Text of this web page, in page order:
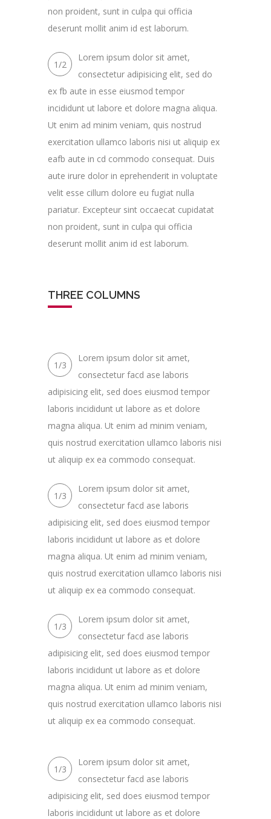
non proident, sunt in culpa qui officia
deserunt mollit anim id est laborum.
1/2
Lorem ipsum dolor sit amet,
consectetur adipisicing elit, sed do
ex fb aute in esse eiusmod tempor
incididunt ut labore et dolore magna aliqua.
Ut enim ad minim veniam, quis nostrud
exercitation ullamco laboris nisi ut aliquip ex
eafb aute in cd commodo consequat. Duis
aute irure dolor in eprehenderit in voluptate
velit esse cillum dolore eu fugiat nulla
pariatur. Excepteur sint occaecat cupidatat
non proident, sunt in culpa qui officia
deserunt mollit anim id est laborum.
THREE COLUMNS
1/3
Lorem ipsum dolor sit amet,
consectetur facd ase laboris
adipisicing elit, sed does eiusmod tempor
laboris incididunt ut labore as et dolore
magna aliqua. Ut enim ad minim veniam,
quis nostrud exercitation ullamco laboris nisi
ut aliquip ex ea commodo consequat.
1/3
Lorem ipsum dolor sit amet,
consectetur facd ase laboris
adipisicing elit, sed does eiusmod tempor
laboris incididunt ut labore as et dolore
magna aliqua. Ut enim ad minim veniam,
quis nostrud exercitation ullamco laboris nisi
ut aliquip ex ea commodo consequat.
1/3
Lorem ipsum dolor sit amet,
consectetur facd ase laboris
adipisicing elit, sed does eiusmod tempor
laboris incididunt ut labore as et dolore
magna aliqua. Ut enim ad minim veniam,
quis nostrud exercitation ullamco laboris nisi
ut aliquip ex ea commodo consequat.
1/3
Lorem ipsum dolor sit amet,
consectetur facd ase laboris
adipisicing elit, sed does eiusmod tempor
laboris incididunt ut labore as et dolore